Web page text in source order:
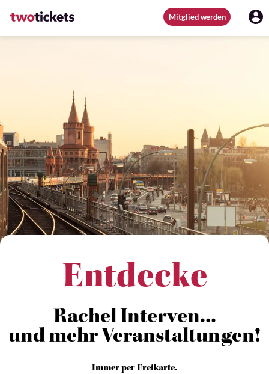
Mitglied werden
Entdecke
Rachel Interven...
und mehr Veranstaltungen!
Immer per Freikarte.